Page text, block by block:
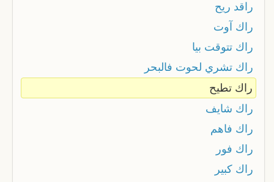
راقد ريح
راك آوت
راك تتوقت بيا
راك تشري لحوت فالبحر
راك تطيح
راك شايف
راك فاهم
راك فور
راك كبير